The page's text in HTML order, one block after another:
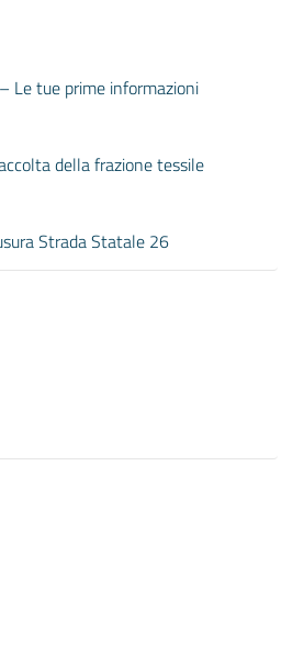
Le tue prime informazioni
della frazione tessile
Strada Statale 26